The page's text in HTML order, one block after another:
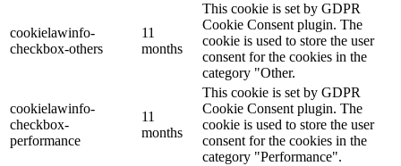
cookielawinfo-
checkbox-others
11
months
This cookie is set by GDPR
Cookie Consent plugin. The
cookie is used to store the user
consent for the cookies in the
category "Other.
cookielawinfo-
checkbox-
performance
11
months
This cookie is set by GDPR
Cookie Consent plugin. The
cookie is used to store the user
consent for the cookies in the
category "Performance".